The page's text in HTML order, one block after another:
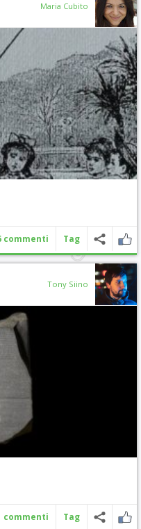
Maria Cubito
commenti Tag
Tony Siino
commenti Tag